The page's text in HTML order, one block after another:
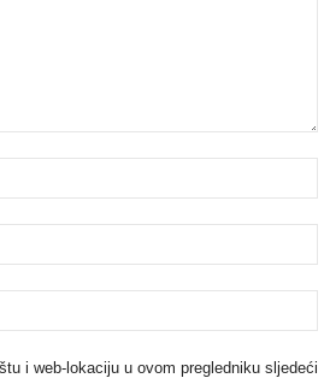
i web-lokaciju u ovom pregledniku sljedeći